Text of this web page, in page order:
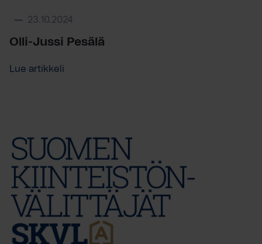
23.10.2024
Olli-Jussi Pesälä
Lue artikkeli